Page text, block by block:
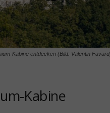
Kabine entdecken (Bild: Valentin Favard,
Kabine